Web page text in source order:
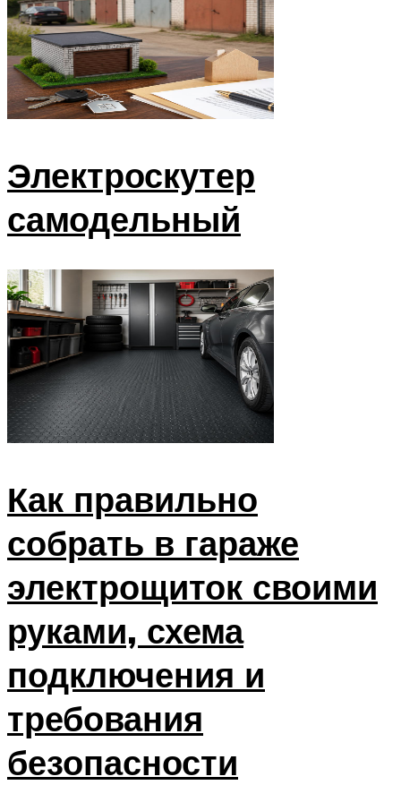
Электроскутер
самодельный
Как правильно
собрать в гараже
электрощиток своими
руками, схема
подключения и
требования
безопасности